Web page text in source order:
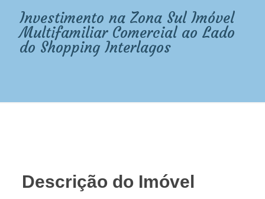
Investimento na Zona Sul Imóvel
Multifamiliar Comercial ao Lado
do Shopping Interlagos
Descrição do Imóvel